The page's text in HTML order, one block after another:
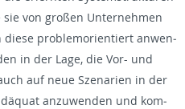
von großen Un­ternehmen
diese prob­le­mori­en­tiert an­wen­
in der Lage, die Vor- und
auf neue Szenar­ien in der
anzuwen­den und kom­